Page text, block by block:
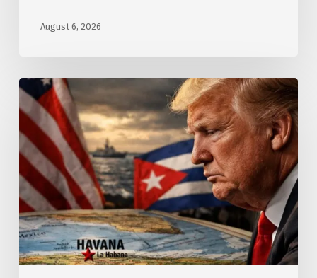
August 6, 2026
Exigen
relatores
expertos
de
ONU
a
Estados
Unidos
cesar